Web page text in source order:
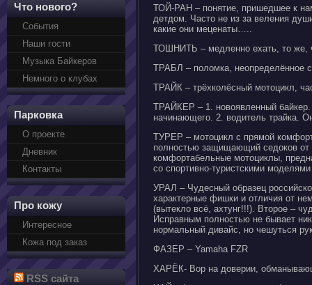
Что нового?
События
Наши гости
Музыка Байкеров
Немного о клубах
Парковка
О проекте
Дневник
Контакты
Про кожу
Интересное
Кожа под заказ
RSS сайта
ТОЙ-РАН – понятие, пришедшее к
детдом. Часто не из за веления
какие они меценаты…..
ТОШНИТЬ – медленно ехать, то
ТРАБЛ – поломка, неопределённое
ТРАЙК – трёхколёсный мотоцикл,
ТРАЙКЕР – 1. новоявленный байкер.
начинающего. 2. водитель трайка.
ТУРЕР – мотоцикл с прямой
полностью защищающий седоков от
комфортабельные мотоциклы,
со спортивно-туристскими
УРАЛ – Чудесный образец
характерные фишки и отличия от
(вытекло всё, ахтунг!!!). Второе –
Исправным полностью не бывает
нормальный дивайс, но чешуться
ФАЗЕР – Yamaha FZR
ХАРЁК- Вор на доверии,